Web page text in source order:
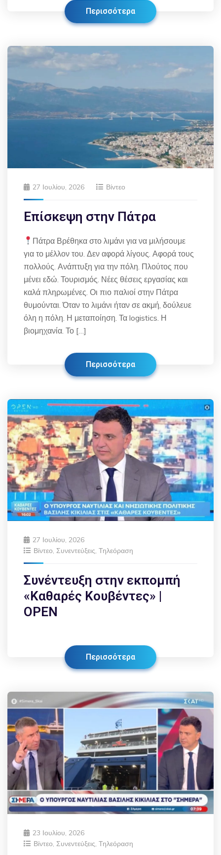
Περισσότερα
27 Ιουλίου, 2026 Βίντεο
Επίσκεψη στην Πάτρα
Πάτρα Βρέθηκα στο λιμάνι για να μιλήσουμε
για το μέλλον του. Δεν αφορά λίγους. Αφορά τους
πολλούς. Ανάπτυξη για την πόλη. Πλούτος που
μένει εδώ. Τουρισμός. Νέες θέσεις εργασίας και
καλά πληρωμένες. Οι πιο παλιοί στην Πάτρα
θυμούνται. Όταν το λιμάνι ήταν σε ακμή, δούλευε
όλη η πόλη. Η μεταποίηση. Τα logistics. Η
βιομηχανία. Το […]
Περισσότερα
27 Ιουλίου, 2026
Βίντεο, Συνεντεύξεις, Τηλεόραση
Συνέντευξη στην εκπομπή
«Καθαρές Κουβέντες» |
OPEN
Περισσότερα
23 Ιουλίου, 2026
Βίντεο Συνεντεύξεις Τηλεόραση